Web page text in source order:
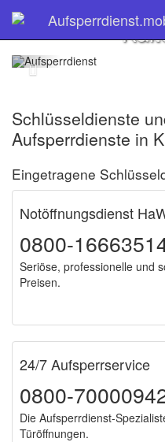
Schlüsseldienste
Aufsperrdienste in
Eingetragene
Notöffnungsdienst
0800-
Seriöse, professionelle und
Preisen.
24/7 Aufsperrservice
0800-
Die Aufsperrdienst-
Türöffnungen.